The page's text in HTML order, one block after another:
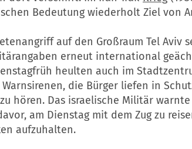
Bedeutung wiederholt Ziel von
auf den Großraum Tel Aviv
erneut international
heulten auch im
die Bürger liefen in
hören. Das israelische Militär
am Dienstag mit dem Zug zu
aufzuhalten.